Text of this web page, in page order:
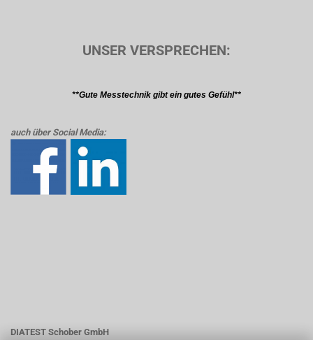
UNSER VERSPRECHEN:
**Gute Messtechnik gibt ein gutes Gefühl**
auch über Social Media:
DIATEST Schober GmbH